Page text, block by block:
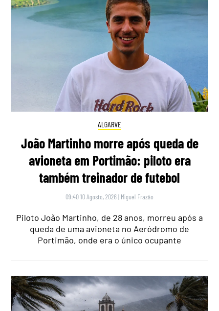
ALGARVE
João Martinho morre após queda de
avioneta em Portimão: piloto era
também treinador de futebol
09:40 10 Agosto, 2026 | Miguel Frazão
Piloto João Martinho, de 28 anos, morreu após a
queda de uma avioneta no Aeródromo de
Portimão, onde era o único ocupante